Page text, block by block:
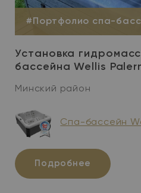
#Портфолио спа-
Установка
бассейна Wellis
Минский район
Спа-бассейн
Подробнее